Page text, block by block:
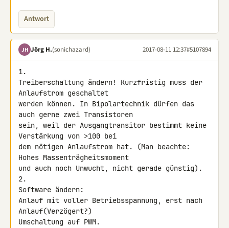
Antwort
JH Jörg H.(sonichazard) 2017-08-11 12:37#5107894
1.
Treiberschaltung ändern! Kurzfristig muss der
Anlaufstrom geschaltet
werden können. In Bipolartechnik dürfen das
auch gerne zwei Transistoren
sein, weil der Ausgangtransitor bestimmt keine
Verstärkung von >100 bei
dem nötigen Anlaufstrom hat. (Man beachte:
Hohes Massenträgheitsmoment
und auch noch Unwucht, nicht gerade günstig).
2.
Software ändern:
Anlauf mit voller Betriebsspannung, erst nach
Anlauf(Verzögert?)
Umschaltung auf PWM.